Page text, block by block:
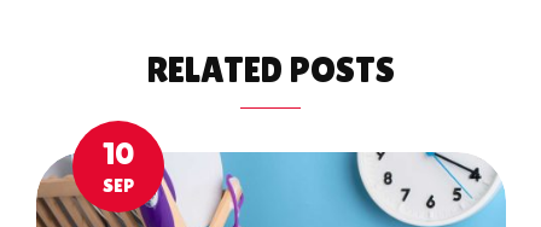
RELATED POSTS
10
SEP